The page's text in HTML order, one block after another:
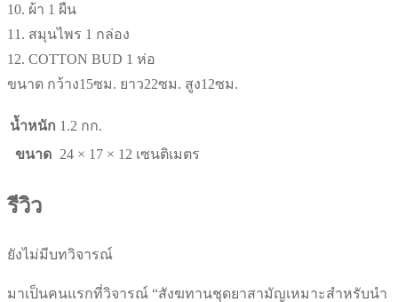
10. ผ้า 1 ผืน
11. สมุนไพร 1 กล่อง
12. COTTON BUD 1 ห่อ
ขนาด กว้าง15ซม. ยาว22ซม. สูง12ซม.
น้ำหนัก 1.2 กก.
ขนาด
24 × 17 × 12 เซนติเมตร
รีวิว
ยังไม่มีบทวิจารณ์
มาเป็นคนแรกที่วิจารณ์ “สังฆทานชุดยาสามัญเหมาะสำหรับนำ